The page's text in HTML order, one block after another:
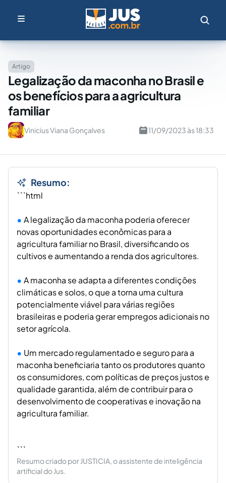
Artigo
Legalização da maconha no Brasil e
os benefícios para a agricultura
familiar
Vinicius Viana Gonçalves 11/09/2023 às 18:33
Resumo:
```html
A legalização da maconha poderia oferecer
novas oportunidades econômicas para a
agricultura familiar no Brasil, diversificando os
cultivos e aumentando a renda dos agricultores.
A maconha se adapta a diferentes condições
climáticas e solos, o que a torna uma cultura
potencialmente viável para várias regiões
brasileiras e poderia gerar empregos adicionais no
setor agrícola.
Um mercado regulamentado e seguro para a
maconha beneficiaria tanto os produtores quanto
os consumidores, com políticas de preços justos e
qualidade garantida, além de contribuir para o
desenvolvimento de cooperativas e inovação na
agricultura familiar.
```
Resumo criado por JUSTICIA, o assistente de inteligência
artificial do Jus.